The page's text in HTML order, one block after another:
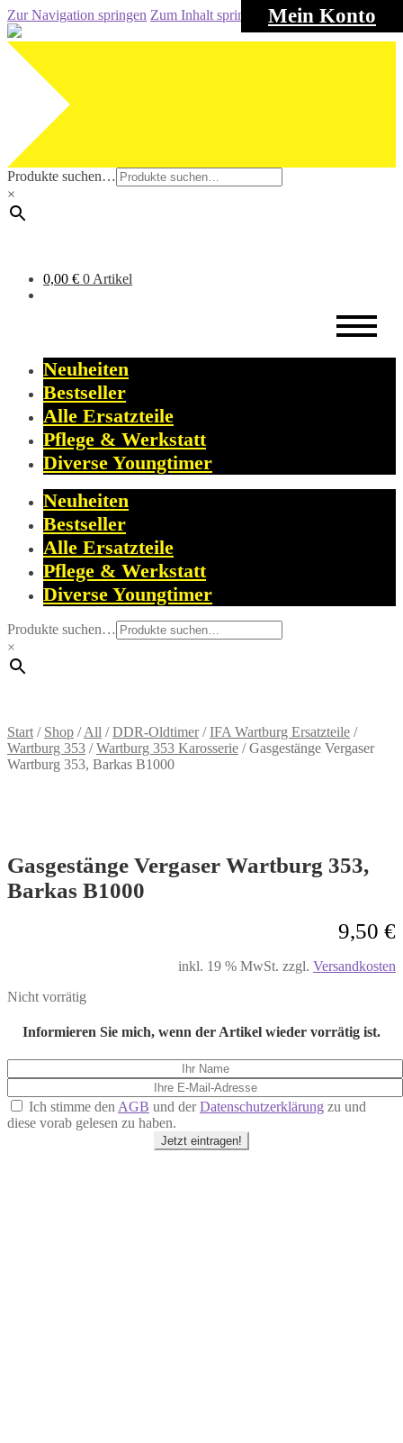
Mein Konto
Zur Navigation springen Zum Inhalt springen
Produkte suchen…
×
0,00 € 0 Artikel
Neuheiten
Bestseller
Alle Ersatzteile
Pflege & Werkstatt
Diverse Youngtimer
Neuheiten
Bestseller
Alle Ersatzteile
Pflege & Werkstatt
Diverse Youngtimer
Produkte suchen…
×
Start / Shop /All /DDR-Oldtimer/IFA Wartburg Ersatzteile /
Wartburg 353 /Wartburg 353 Karosserie /Gasgestänge Vergaser
Wartburg 353, Barkas B1000
Gasgestänge Vergaser Wartburg 353,
Barkas B1000
9,50 €
inkl. 19 % MwSt. zzgl. Versandkosten
Nicht vorrätig
Informieren Sie mich, wenn der Artikel wieder vorrätig ist.
Ich stimme den AGB und derDatenschutzerklärung zu und
diese vorab gelesen zu haben.
Jetzt eintragen!